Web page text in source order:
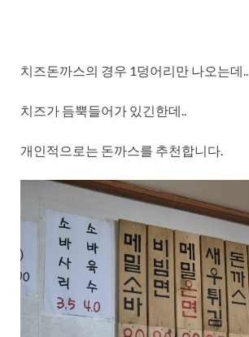
치즈돈까스의 경우 1덩어리만 나오는데..
치즈가 듬뿍들어가 있긴한데..
개인적으로는 돈까스를 추천합니다.